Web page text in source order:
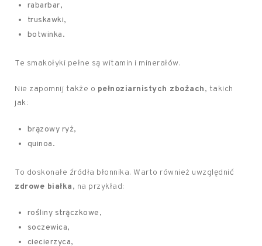
rabarbar,
truskawki,
botwinka.
Te smakołyki pełne są witamin i minerałów.
Nie zapomnij także o pełnoziarnistych zbożach, takich
jak:
brązowy ryż,
quinoa.
To doskonałe źródła błonnika. Warto również uwzględnić
zdrowe białka, na przykład:
rośliny strączkowe,
soczewica,
ciecierzyca,